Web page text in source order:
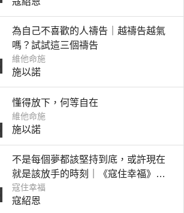
為自己不喜歡的人禱告｜越禱告越氣
嗎？試試這三個禱告
維他命施
施以諾
懂得放下，何等自在
維他命施
施以諾
不是每個夢都該堅持到底，或許現在
就是該放手的時刻｜《寇住幸福》第3
集｜不屬於我的夢
寇住幸福
寇紹恩